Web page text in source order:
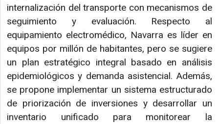
internalización del transporte con mecanismos de
seguimiento y evaluación. Respecto al
equipamiento electromédico, Navarra es líder en
equipos por millón de habitantes, pero se sugiere
un plan estratégico integral basado en análisis
epidemiológicos y demanda asistencial. Además,
se propone implementar un sistema estructurado
de priorización de inversiones y desarrollar un
inventario unificado para monitorear la